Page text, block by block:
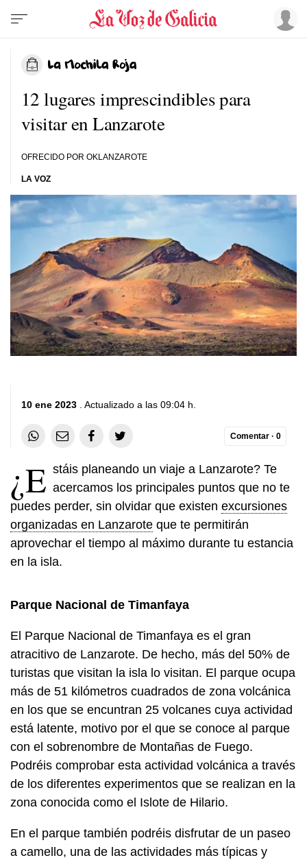
12 lugares imprescindibles para
visitar en Lanzarote
OFRECIDO POR OKLANZAROTE
LA VOZ
10 ene 2023 . Actualizado a las 09:04 h.
Comentar · 0
¿E stáis planeando un viaje a Lanzarote? Te
acercamos los principales puntos que no te
puedes perder, sin olvidar que existen excursiones
organizadas en Lanzarote que te permitirán
aprovechar el tiempo al máximo durante tu estancia
en la isla.
Parque Nacional de Timanfaya
El Parque Nacional de Timanfaya es el gran
atracitivo de Lanzarote. De hecho, más del 50% de
turistas que visitan la isla lo visitan. El parque ocupa
más de 51 kilómetros cuadrados de zona volcánica
en los que se encuntran 25 volcanes cuya actividad
está latente, motivo por el que se conoce al parque
con el sobrenombre de Montañas de Fuego.
Podréis comprobar esta actividad volcánica a través
de los diferentes experimentos que se realizan en la
zona conocida como el Islote de Hilario.
En el parque también podréis disfrutar de un paseo
a camello, una de las actividades más típicas y